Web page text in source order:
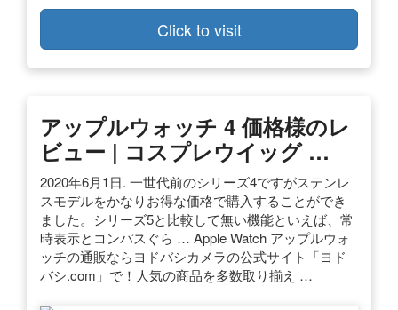
Click to visit
アップルウォッチ 4 価格様のレ
ビュー | コスプレウイッグ …
2020年6月1日. 一世代前のシリーズ4ですがステンレ
スモデルをかなりお得な価格で購入することができ
ました。シリーズ5と比較して無い機能といえば、常
時表示とコンパスぐら … Apple Watch アップルウォ
ッチの通販ならヨドバシカメラの公式サイト「ヨド
バシ.com」で！人気の商品を多数取り揃え …